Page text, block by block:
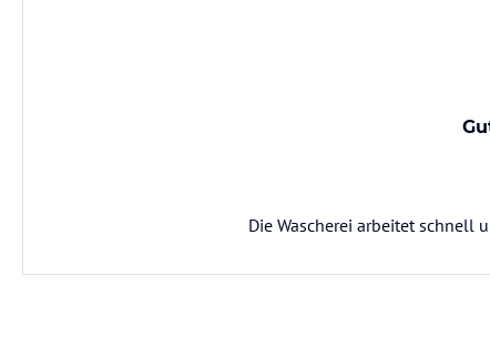
Die Wascherei arbeitet schnell